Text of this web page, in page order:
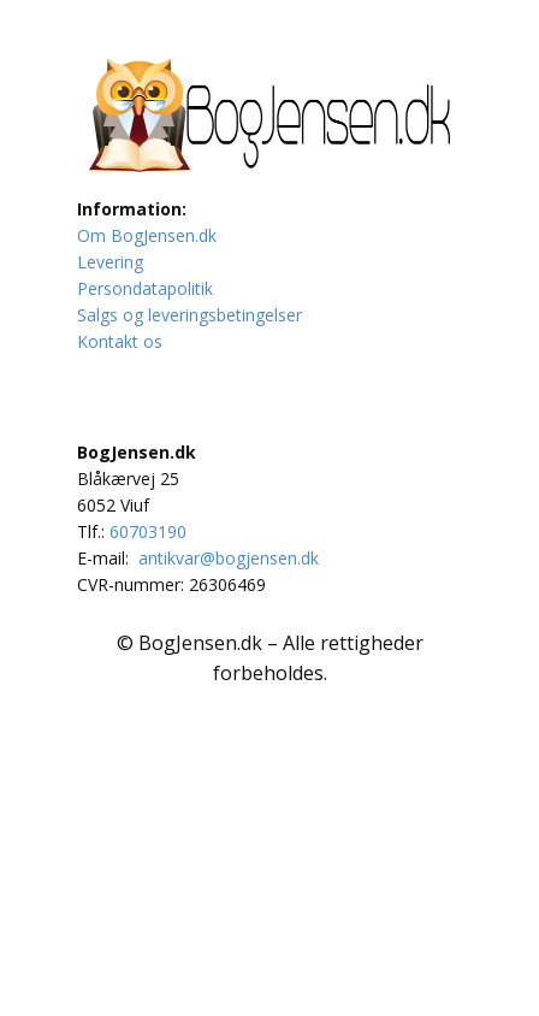
Litteraturhistorie
Lokalhistorie / Topografi
Lufttrafik / Fly
Lystfiskeri
Mad
Musik
Naturen
Oldtidskundskab
Ordbøger
Polarlandene
Information:
Om BogJensen.dk
Levering
Persondatapolitik
Salgs og leveringsbetingelser
Kontakt os
BogJensen.dk
Blåkærvej 25
6052 Viuf
Tlf.: 60703190
E-mail: antikvar@bogjensen.dk
CVR-nummer: 26306469
© BogJensen.dk – Alle rettigheder
forbeholdes.